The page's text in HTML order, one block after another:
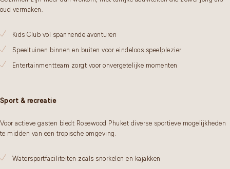
oud vermaken.
Kids Club vol spannende avonturen
Speeltuinen binnen en buiten voor eindeloos speelplezier
Entertainmentteam zorgt voor onvergetelijke momenten
Sport & recreatie
Voor actieve gasten biedt Rosewood Phuket diverse sportieve mogelijkheden
te midden van een tropische omgeving.
Watersportfaciliteiten zoals snorkelen en kajakken